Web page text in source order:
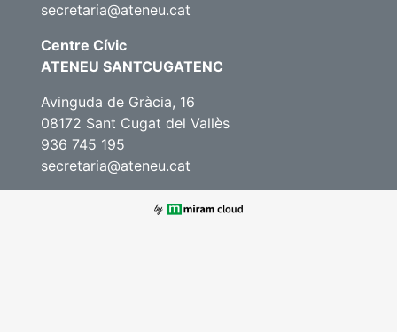
secretaria@ateneu.cat
Centre Cívic
ATENEU SANTCUGATENC
Avinguda de Gràcia, 16
08172 Sant Cugat del Vallès
936 745 195
secretaria@ateneu.cat